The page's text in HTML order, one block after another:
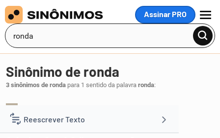
Assinar PRO
MENU
Reescrever Texto
Sinônimo de ronda
3 sinônimos de ronda para 1 sentido da palavra ronda: